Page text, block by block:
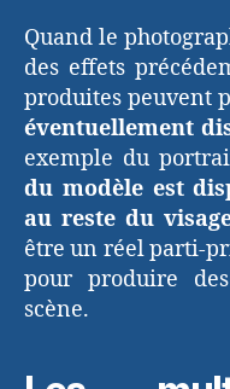
Quand le
des effets
produites peuvent
éventuellement
exemple du
du modèle est
au reste du
être un réel parti-
pour produire
scène.